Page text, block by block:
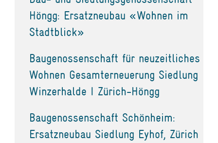
Höngg: Ersatzneubau «Wohnen im
Stadtblick»
Baugenossenschaft für neuzeitliches
Wohnen Gesamterneuerung Siedlung
Winzerhalde I Zürich-Höngg
Baugenossenschaft Schönheim:
Ersatzneubau Siedlung Eyhof, Zürich